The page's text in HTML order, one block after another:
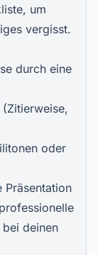
um
vergisst.
durch eine
oder
Präsentation
deinen